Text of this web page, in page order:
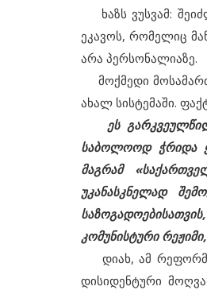
ხაზს ვუსვამ:
ეკავოს, რომელიც
არა პერსონალიაზე.
მოქმედი
ახალ სისტემაში.
ეს
საბოლოოდ ჭრიდა
მაგრამ
უკანასკნელად
კომუნისტური
დიახ, ამ
დისიდენტური